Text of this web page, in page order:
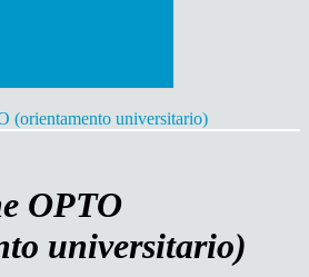
(orientamento universitario)
OPTO
universitario)